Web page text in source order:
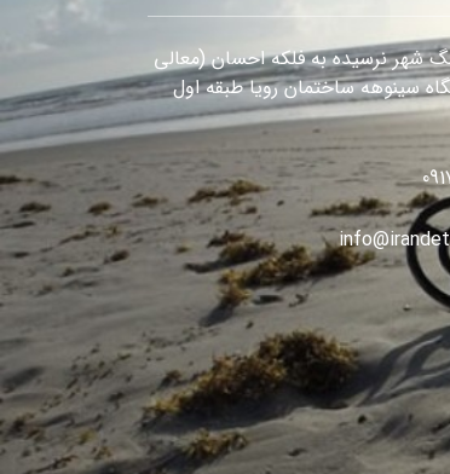
شهر نرسیده به فلکه احسان (معالی
سینوهه ساختمان رویا طبقه اول